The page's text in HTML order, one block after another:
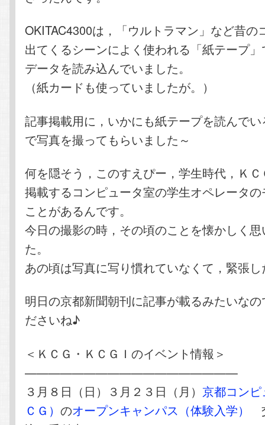
OKITAC4300は，「ウルトラマン」など昔の
出てくるシーンによく使われる「紙テープ
データを読み込んでいました。
（紙カードも使っていましたが。）
記事掲載用に，いかにも紙テープを読んで
で写真を撮ってもらいました～
何を隠そう，このすえぴー，学生時代，Ｋ
掲載するコンピュータ室の学生オペレータ
ことがあるんです。
今日の撮影の時，その頃のことを懐かしく
た。
あの頃は写真に写り慣れていなくて，緊張
明日の京都新聞朝刊に記事が載るみたいな
ださいね♪
＜ＫＣＧ・ＫＣＧＩのイベント情報＞
——————————————————
３月８日（日）３月２３日（月） 京都コン
ＣＧ）のオープンキャンパス（体験入学）